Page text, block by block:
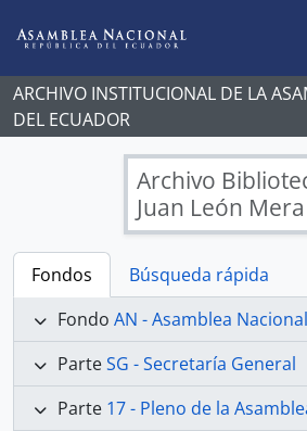
ARCHIVO INSTITUCIONAL DE LA
DEL ECUADOR
Archivo
Juan León Mera
Fondos
Búsqueda rápida
Fondo AN - Asamblea Nacional
ParteSG - Secretaría General
Parte 17 - Pleno de la